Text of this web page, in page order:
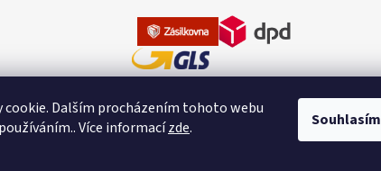
cookie. Dalším procházením tohoto webu
Více informacízde. Souhlasím
Jak posíláme a kolik stojí poštovné /
Delivery
Posíláme i na Slovensko / Shipping to PL,